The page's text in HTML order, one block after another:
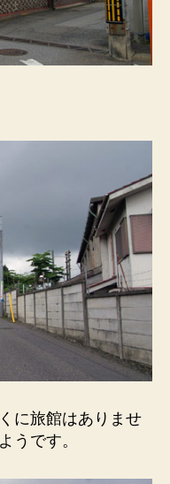
に旅館はありませ
うです。